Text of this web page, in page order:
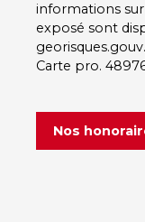
informations sur
exposé sont
Carte pro.
Nos